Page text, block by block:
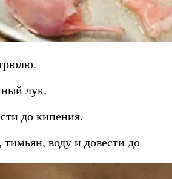
лук.
до кипения.
тимьян, воду и довести до